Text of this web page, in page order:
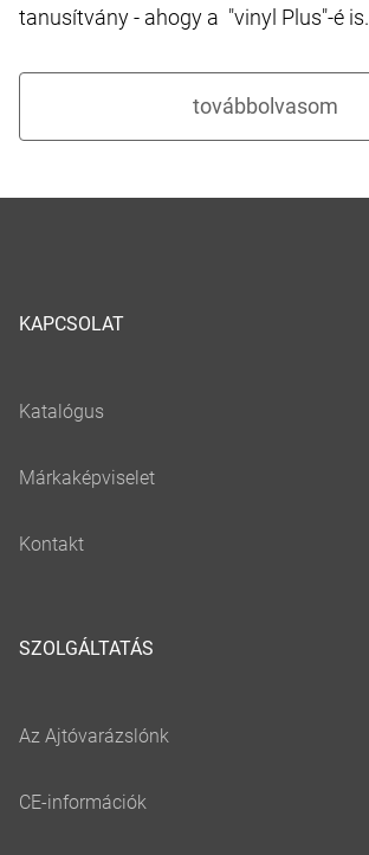
tanusítvány - ahogy a "vinyl Plus"-é is.
KAPCSOLAT
SZOLGÁLTATÁS